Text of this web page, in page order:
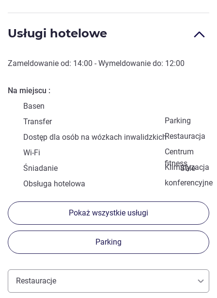
Usługi hotelowe
Zameldowanie od: 14:00 - Wymeldowanie do: 12:00
Na miejscu
Basen
Parking
Transfer
Restauracja
Dostęp dla osób na wózkach inwalidzkich
Centrum
fitness
Wi-Fi
Klimatyzacja
Śniadanie
Sale
konferencyjne
Obsługa hotelowa
Pokaż wszystkie usługi
Parking
Restauracje